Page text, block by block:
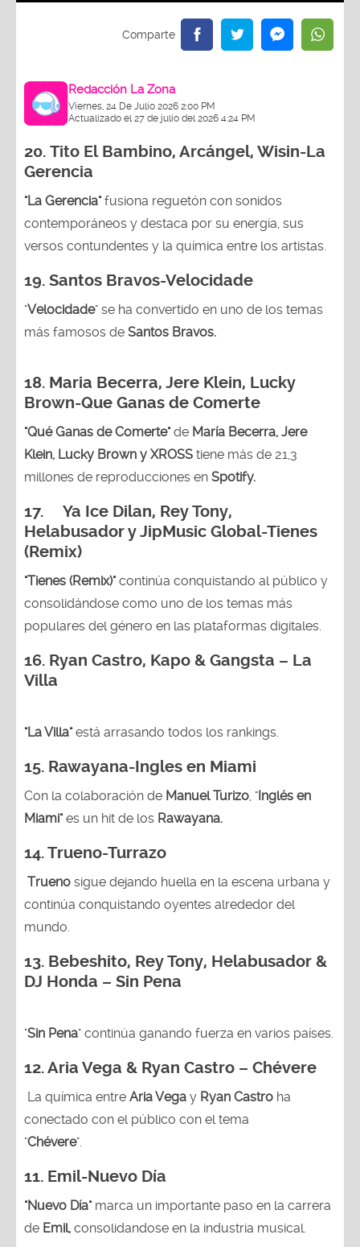
Redacción La Zona
Viernes, 24 De Julio 2026 2:00 PM
Actualizado el 27 de julio del 2026 4:24 PM
20. Tito El Bambino, Arcángel, Wisin-La
Gerencia
"La Gerencia"fusiona reguetón con sonidos
contemporáneos y destaca por su energía, sus
versos contundentes y la química entre los artistas.
19. Santos Bravos-Velocidade
"Velocidade" se ha convertido en uno de los temas
más famosos de Santos Bravos.
18. Maria Becerra, Jere Klein, Lucky
Brown-Que Ganas de Comerte
"Qué Ganas de Comerte"de María Becerra, Jere
Klein, Lucky Brown y XROSS tiene más de 21,3
millones de reproducciones en Spotify.
17. Ya Ice Dilan, Rey Tony,
Helabusador y JipMusic Global-Tienes
(Remix)
"Tienes (Remix)"continúa conquistando al público y
consolidándose como uno de los temas más
populares del género en las plataformas digitales.
16. Ryan Castro, Kapo & Gangsta – La
Villa
"La Villa"está arrasando todos los rankings.
15. Rawayana-Ingles en Miami
Con la colaboración de Manuel Turizo, " Inglés en
Miami"es un hit de los Rawayana.
14.Trueno-Turrazo
Trueno sigue dejando huella en la escena urbana y
continúa conquistando oyentes alrededor del
mundo.
13. Bebeshito, Rey Tony, Helabusador &
DJ Honda – Sin Pena
"Sin Pena" continúa ganando fuerza en varios países.
12. Aria Vega & Ryan Castro – Chévere
La química entre Aria Vega y Ryan Castro ha
conectado con el público con el tema
"Chévere".
11. Emil-Nuevo Día
"Nuevo Día"marca un importante paso en la carrera
de Emil, consolidandose en la industria musical.